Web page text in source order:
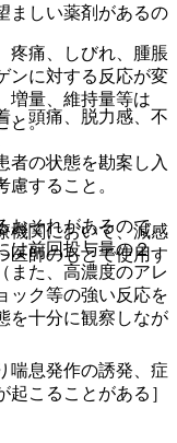
疼痛、しびれ、腫脹
頭痛、脱力感、不
機関において、減感
医師のもとで使用す
喘息発作の誘発、症
こることがある］
ましい薬剤があるの
に対する反応が変
増量、維持量等は
と。
の状態を勘案し入
すること。
それがあるので、
は前回投与量の２
また、高濃度のアレ
ック等の強い反応を
を十分に観察しなが